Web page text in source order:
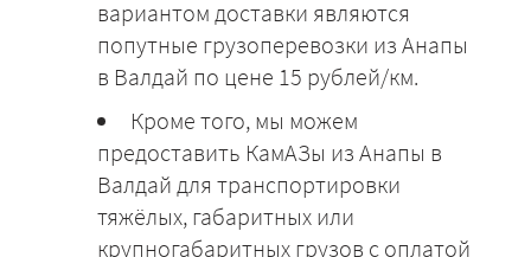
вариантом доставки являются
попутные грузоперевозки из Анапы
в Валдай по цене 15 рублей/км.
Кроме того, мы можем
предоставить КамАЗы из Анапы в
Валдай для транспортировки
тяжёлых, габаритных или
крупногабаритных грузов с оплатой